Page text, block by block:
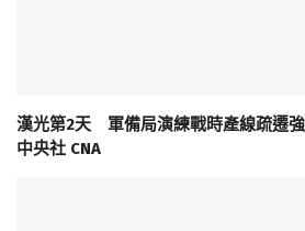
漢光第2天 軍備局演練戰時產線疏遷
中央社 CNA